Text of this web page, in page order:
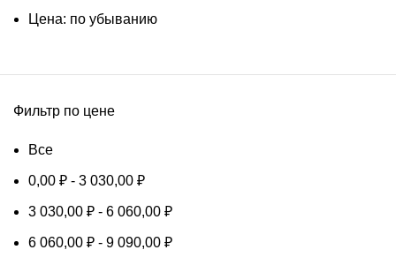
Цена: по убыванию
Фильтр по цене
Все
0,00 ₽ - 3 030,00 ₽
3 030,00 ₽ - 6 060,00 ₽
6 060,00 ₽ - 9 090,00 ₽